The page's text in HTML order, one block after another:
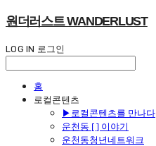
원더러스트 WANDERLUST
LOG IN 로그인
홈
로컬콘텐츠
▶로컬콘텐츠를 만나다
운천동 [ ] 이야기
운천동청년네트워크